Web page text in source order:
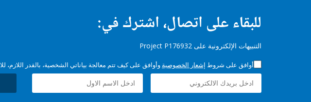
للبقاء على اتصال، اشترك في:
التنبيهات الإلكترونية على Project P176932
أوافق على شروط إشعار الخصوصية وأوافق على كيف تتم معالجة بياناتي الشخصية، بالقدر اللازم،